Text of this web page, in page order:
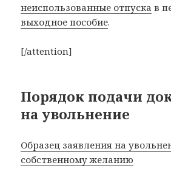
неиспользованные отпуска в
выходное пособие.
[/attention]
Порядок подачи
на увольнение
Образец заявления на
собственному желанию